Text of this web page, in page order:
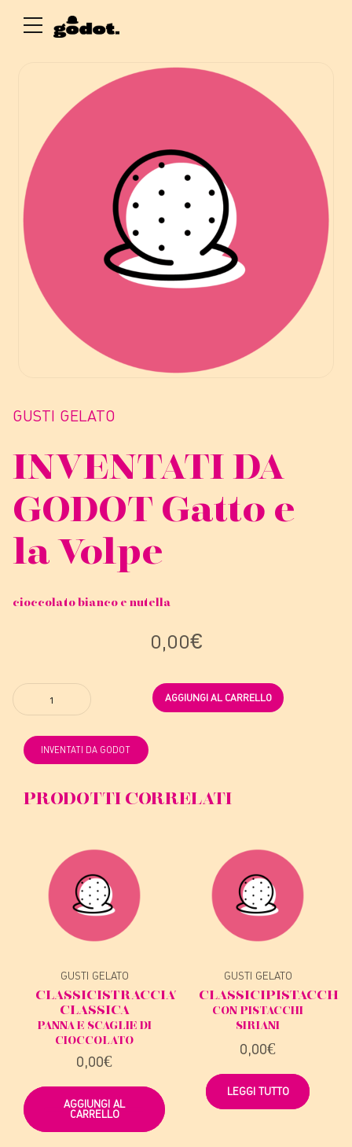
GUSTI GELATO
INVENTATI DA
GODOT Gatto e
la Volpe
cioccolato bianco e nutella
0,00€
Quantity AGGIUNGI AL CARRELLO
INVENTATI DA GODOT
PRODOTTI CORRELATI
GUSTI GELATO
CLASSICISTRACCIATELLA
CLASSICA
PANNA E SCAGLIE DI
CIOCCOLATO
0,00€
AGGIUNGI AL
CARRELLO
GUSTI GELATO
CLASSICI
CON PISTACCHI
SIRIANI
0,00€
LEGGI TUTTO